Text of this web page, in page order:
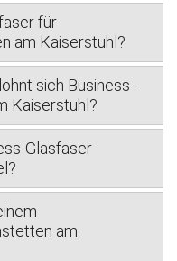
für
am Kaiserstuhl?
sich Business-
Kaiserstuhl?
Glasfaser
am